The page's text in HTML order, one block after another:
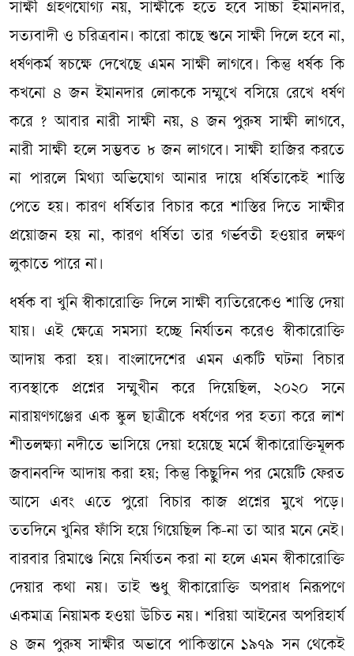
সাক্ষী গ্রহণযোগ্য নয়, সাক্ষীকে হতে হবে সাচ্চা ইমানদার,
সত্যবাদী ও চরিত্রবান। কারো কাছে শুনে সাক্ষী দিলে হবে না,
ধর্ষণকর্ম স্বচক্ষে দেখেছে এমন সাক্ষী লাগবে। কিন্তু ধর্ষক কি
কখনো ৪ জন ইমানদার লোককে সম্মুখে বসিয়ে রেখে ধর্ষণ
করে ? আবার নারী সাক্ষী নয়, ৪ জন পুরুষ সাক্ষী লাগবে,
নারী সাক্ষী হলে সম্ভবত ৮ জন লাগবে। সাক্ষী হাজির করতে
না পারলে মিথ্যা অভিযোগ আনার দায়ে ধর্ষিতাকেই শাস্তি
পেতে হয়। কারণ ধর্ষিতার বিচার করে শাস্তির দিতে সাক্ষীর
প্রয়োজন হয় না, কারণ ধর্ষিতা তার গর্ভবতী হওয়ার লক্ষণ
লুকাতে পারে না।
ধর্ষক বা খুনি স্বীকারোক্তি দিলে সাক্ষী ব্যতিরেকেও শাস্তি দেয়া
যায়। এই ক্ষেত্রে সমস্যা হচ্ছে নির্যাতন করেও স্বীকারোক্তি
আদায় করা হয়। বাংলাদেশের এমন একটি ঘটনা বিচার
ব্যবস্থাকে প্রশ্নের সম্মুখীন করে দিয়েছিল, ২০২০ সনে
নারায়ণগঞ্জের এক স্কুল ছাত্রীকে ধর্ষণের পর হত্যা করে লাশ
শীতলক্ষ্যা নদীতে ভাসিয়ে দেয়া হয়েছে মর্মে স্বীকারোক্তিমূলক
জবানবন্দি আদায় করা হয়; কিন্তু কিছুদিন পর মেয়েটি ফেরত
আসে এবং এতে পুরো বিচার কাজ প্রশ্নের মুখে পড়ে।
ততদিনে খুনির ফাঁসি হয়ে গিয়েছিল কি-না তা আর মনে নেই।
বারবার রিমাণ্ডে নিয়ে নির্যাতন করা না হলে এমন স্বীকারোক্তি
দেয়ার কথা নয়। তাই শুধু স্বীকারোক্তি অপরাধ নিরূপণে
একমাত্র নিয়ামক হওয়া উচিত নয়। শরিয়া আইনের অপরিহার্য
৪ জন পুরুষ সাক্ষীর অভাবে পাকিস্তানে ১৯৭৯ সন থেকেই